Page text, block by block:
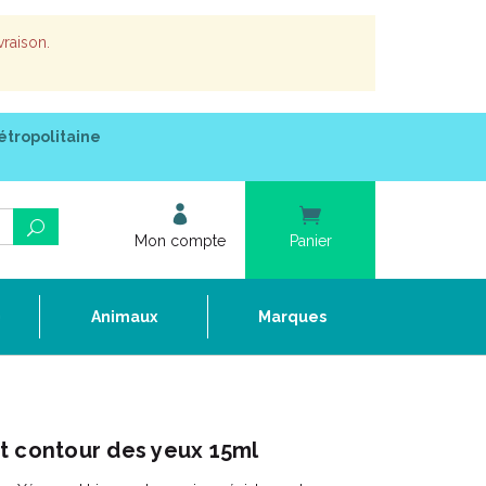
Mon compte Panier
Animaux Marques
contour des yeux 15ml